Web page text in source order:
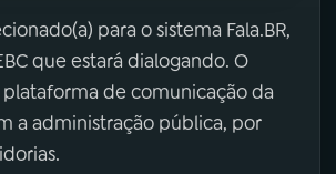
para o sistema Fala.BR,
que estará dialogando. O
plataforma de comunicação da
a administração pública, por